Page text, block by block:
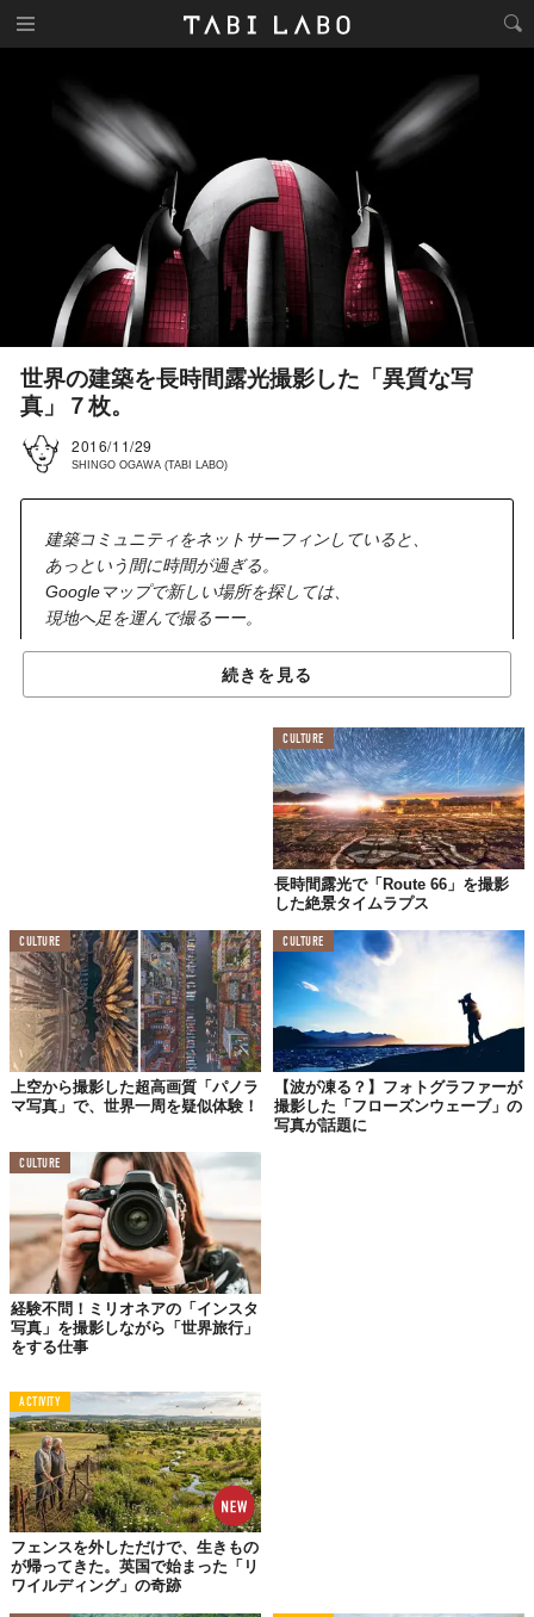
世界の建築を長時間露光撮影した「異質な写
真」７枚。
2016/11/29
SHINGO OGAWA (TABI LABO)
建築コミュニティをネットサーフィンしていると、
あっという間に時間が過ぎる。
Googleマップで新しい場所を探しては、
現地へ足を運んで撮るーー。
と、ドイツ人フォトグラファーのトビアス。ここで紹介する写真
ように加工したものだそうだ。建築美を強調して見せたいと
」にコメント。エッジがききまくりなので、実物
を見たことがある人でもきっと驚く。
アメリカ・ボストン
スタタ・センター（MIT）
続きを見る
CULTURE
長時間露光で「Route 66」を撮影
した絶景タイムラプス
CULTURE
上空から撮影した超高画質「パノラ
マ写真」で、世界一周を疑似体験！
CULTURE
【波が凍る？】フォトグラファーが
撮影した「フローズンウェーブ」の
写真が話題に
CULTURE
経験不問！ミリオネアの「インスタ
写真」を撮影しながら「世界旅行」
をする仕事
ACTIVITY
フェンスを外しただけで、生きもの
が帰ってきた。英国で始まった「リ
ワイルディング」の奇跡